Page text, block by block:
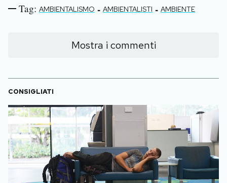
Tag: AMBIENTALISMO - AMBIENTALISTI - AMBIENTE
Mostra i commenti
CONSIGLIATI